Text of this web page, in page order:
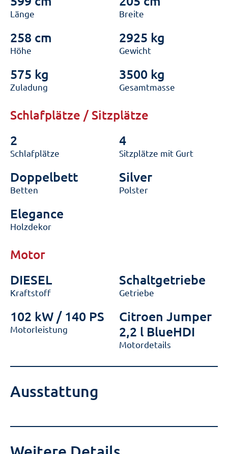
Länge Breite
258 cm
Höhe
2925 kg
Gewicht
575 kg
Zuladung
3500 kg
Gesamtmasse
Schlafplätze / Sitzplätze
2
Schlafplätze
4
Sitzplätze mit Gurt
Doppelbett
Betten
Silver
Polster
Elegance
Holzdekor
Motor
DIESEL
Kraftstoff
Schaltgetriebe
Getriebe
102 kW / 140 PS
Motorleistung
Citroen Jumper
2,2 l BlueHDI
Motordetails
Ausstattung